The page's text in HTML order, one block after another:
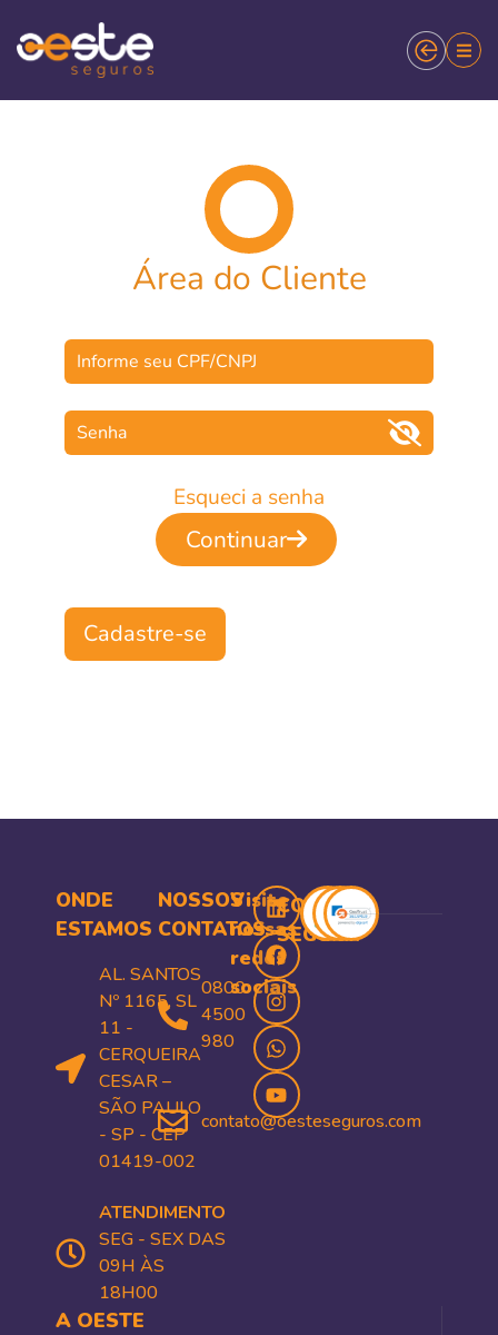
ONDE
ESTAMOS
AL. SANTOS
Nº 1165, SL
11 -
CERQUEIRA
CESAR –
SÃO PAULO
- SP - CEP
01419-002
ATENDIMENTO
SEG - SEX DAS
09H ÀS
18H00
NOSSOS
CONTATOS
0800
4500
980
contato@oesteseguros.com
Visite
nossas
redes
sociais
COMPRA
SEGURA
A OESTE